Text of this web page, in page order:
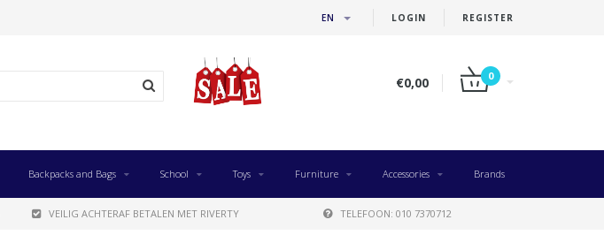
LOGIN REGISTER
EN
€0,00 0
Backpacks and Bags School Toys Furniture Accessories Brands
VEILIG ACHTERAF BETALEN MET RIVERTY TELEFOON: 010 7370712